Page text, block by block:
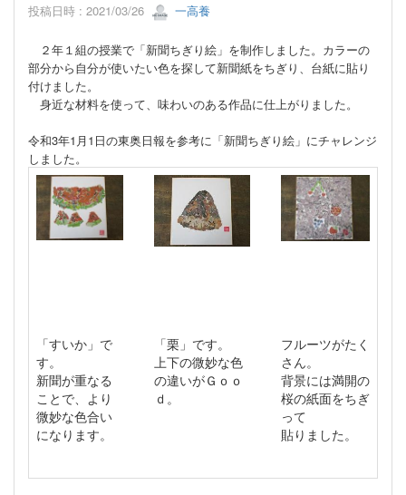
投稿日時 : 2021/03/26 一高養
２年１組の授業で「新聞ちぎり絵」を制作しました。カラーの
部分から自分が使いたい色を探して新聞紙をちぎり、台紙に貼り
付けました。
身近な材料を使って、味わいのある作品に仕上がりました。
令和3年1月1日の東奥日報を参考に 「新聞ちぎり絵」にチャレンジ
しました。
「すいか」で
す。
新聞が重なる
ことで、より
微妙な色合い
になります。
「栗」です。
上下の微妙な色
の違いがＧｏｏ
ｄ。
フルーツがたく
さん。
背景には満開の
桜の紙面をちぎ
って
貼りました。